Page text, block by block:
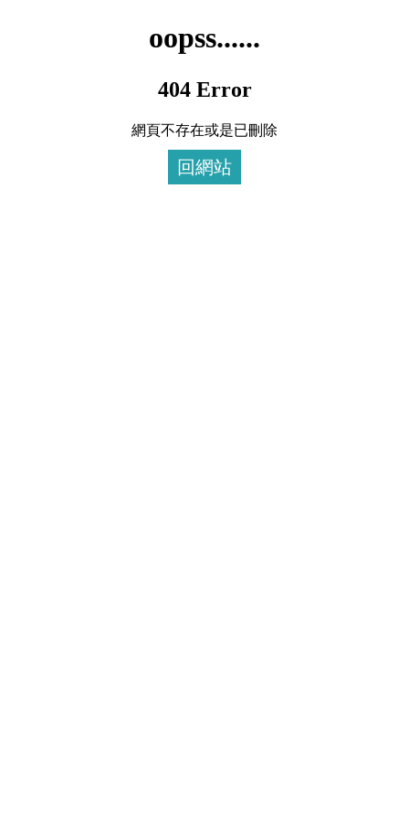
oopss......
404 Error
網頁不存在或是已刪除
回網站